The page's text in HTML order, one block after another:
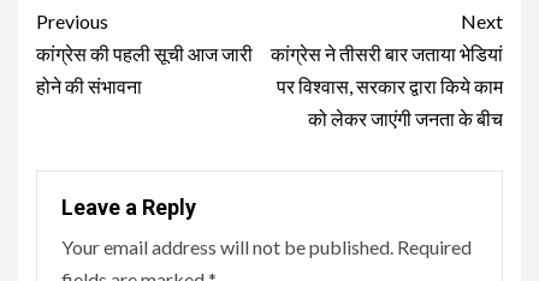
Continue
Reading
Previous
कांग्रेस की पहली सूची आज जारी
होने की संभावना
Next
कांग्रेस ने तीसरी बार जताया भेडियां
पर विश्वास, सरकार द्वारा किये काम
को लेकर जाएंगी जनता के बीच
Leave a Reply
Your email address will not be published. Required